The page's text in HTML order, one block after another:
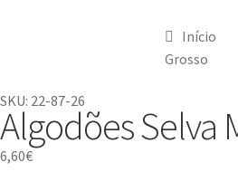
Início
Grosso
SKU: 22-87-26
Algodões Selva
6,60€